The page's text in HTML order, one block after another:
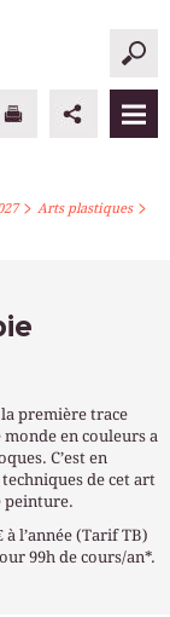
> Arts plastiques>
première trace
en couleurs a
C’est en
de cet art
peinture.
à l’année (Tarif TB)
99h de cours/an*.